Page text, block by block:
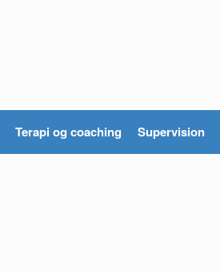
Terapi og coaching Supervision